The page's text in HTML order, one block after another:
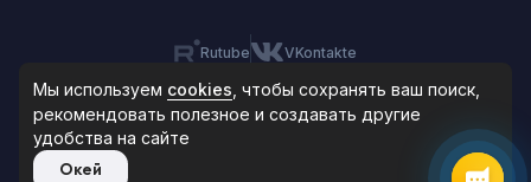
Rutube VKontakte
8 (495) 183-47-87
По будням с 09:30 до 18:30
Мы используем cookies , чтобы сохранять ваш поиск,
рекомендовать полезное и создавать другие
удобства на сайте
Окей